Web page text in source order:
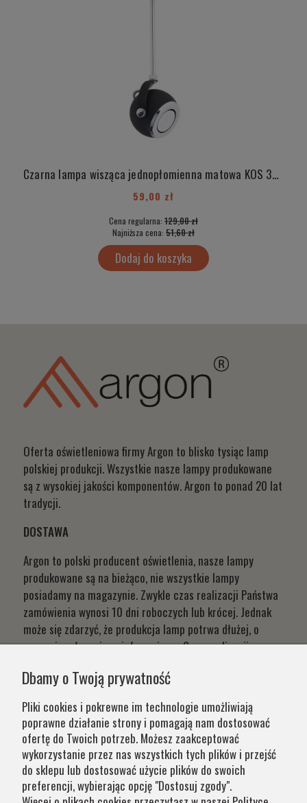
Czarna lampa wisząca jednopłomienna matowa KOS 3526
59,00 zł
Cena regularna: 129,00 zł
Najniższa cena: 51,60 zł
Dodaj do koszyka
Oferta oświetleniowa firmy Argon to blisko tysiąc lamp
polskiej produkcji. Wszystkie nasze lampy produkowane
są z wysokiej jakości komponentów. Argon to ponad 20 lat
tradycji.
DOSTAWA
Argon to polski producent oświetlenia, nasze lampy
produkowane są na bieżąco, nie wszystkie lampy
posiadamy na magazynie. Zwykle czas realizacji Państwa
zamówienia wynosi 10 dni roboczych lub krócej. Jednak
może się zdarzyć, że produkcja lamp potrwa dłużej, o
czym niezwłocznie poinformujemy. Czas realizacji
chęci zapewnienia jak najwyższej jakości produktu. W
na zamówienie jest zaznaczony w opisie. Wierzymy, że na
nasze lampy warto czasem poczekać.
Kategorie
Dbamy o Twoją prywatność
Pliki cookies i pokrewne im technologie umożliwiają
poprawne działanie strony i pomagają nam dostosować
ofertę do Twoich potrzeb. Możesz zaakceptować
wykorzystanie przez nas wszystkich tych plików i przejść
do sklepu lub dostosować użycie plików do swoich
preferencji, wybierając opcję "Dostosuj zgody".